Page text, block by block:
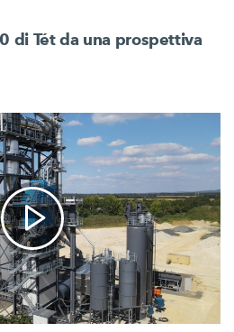
di Tét da una prospettiva